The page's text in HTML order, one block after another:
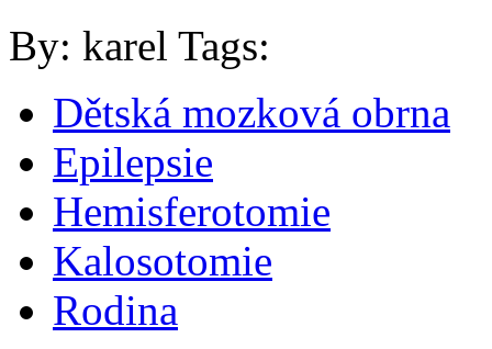
By: karel Tags:
Dětská mozková obrna
Epilepsie
Hemisferotomie
Kalosotomie
Rodina